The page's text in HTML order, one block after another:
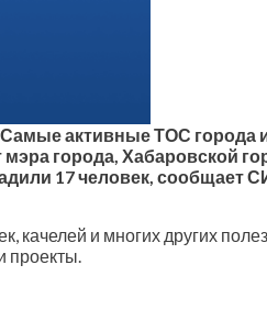
активные ТОС города
города, Хабаровской
17 человек, сообщает
качелей и многих других
проекты.